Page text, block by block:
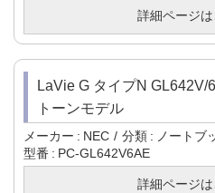
詳細ページは
LaVie G タイプN GL642V/
トーンモデル
メーカー NEC 分類
ノートブ
型番
PC-GL642V6AE
詳細ページは